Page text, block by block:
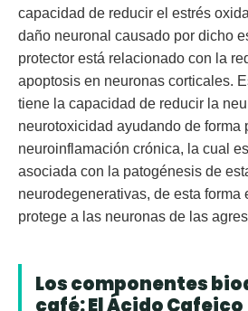
capacidad de reducir el estrés
daño neuronal causado por dicho
protector está relacionado con la
apoptosis en neuronas corticales.
tiene la capacidad de reducir la
neurotoxicidad ayudando de forma
neuroinflamación crónica, la cual
asociada con la patogénesis de
neurodegenerativas, de esta forma
protege a las neuronas de las
Los componentes
café: El Ácido Cafeico